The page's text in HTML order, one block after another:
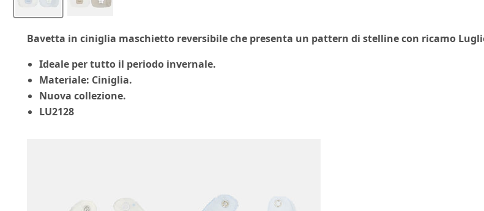
Bavetta in ciniglia maschietto reversibile che presenta un pattern di stelline con ricamo
Ideale per tutto il periodo invernale.
Materiale: Ciniglia.
Nuova collezione.
LU2128